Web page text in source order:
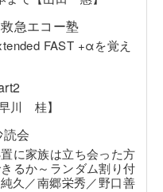
急エコー塾
FAST +αを覚え
川 桂】
会
に家族は立ち会った方
るか～ランダム割り付
久／南郷栄秀／野口善